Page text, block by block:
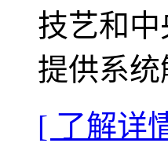
技艺和
提供系统
[ 了解详